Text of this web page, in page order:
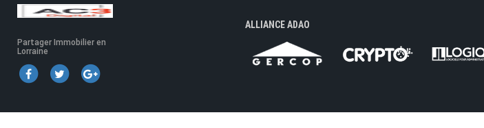
Partager Immobilier en
Lorraine
ALLIANCE ADAO